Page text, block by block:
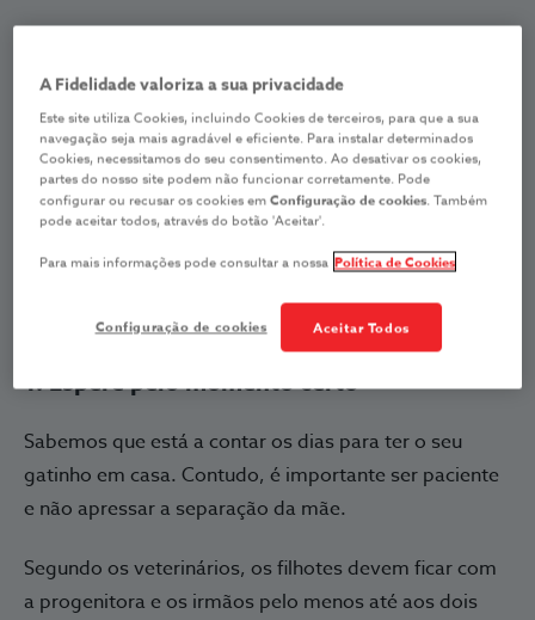
as primeiras semanas com o seu novo gato. Veja tudo
o que precisa para o receber em casa e cuidar com
confiança e carinho.
Cuidar de um gato bebé: 7
conselhos para uma adaptação
1. Espere pelo momento certo
Sabemos que está a contar os dias para ter o seu
gatinho em casa. Contudo, é importante ser paciente
e não apressar a separação da mãe.
Segundo os veterinários, os filhotes devem ficar com
a progenitora e os irmãos pelo menos até aos dois
A Fidelidade valoriza a sua privacidade
Este site utiliza Cookies, incluindo Cookies de terceiros, para que a sua
navegação seja mais agradável e eficiente. Para instalar determinados
Cookies, necessitamos do seu consentimento. Ao desativar os cookies,
partes do nosso site podem não funcionar corretamente. Pode
configurar ou recusar os cookies emConfiguração de cookies. Também
pode aceitar todos, através do botão 'Aceitar'.
Para mais informações pode consultar a nossa Política de Cookies
Aceitar Todos
Configuração de cookies